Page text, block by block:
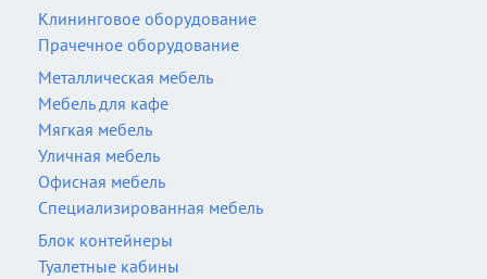
Клининговое оборудование
Прачечное оборудование
Металлическая мебель
Мебель для кафе
Мягкая мебель
Уличная мебель
Офисная мебель
Специализированная мебель
Блок контейнеры
Туалетные кабины